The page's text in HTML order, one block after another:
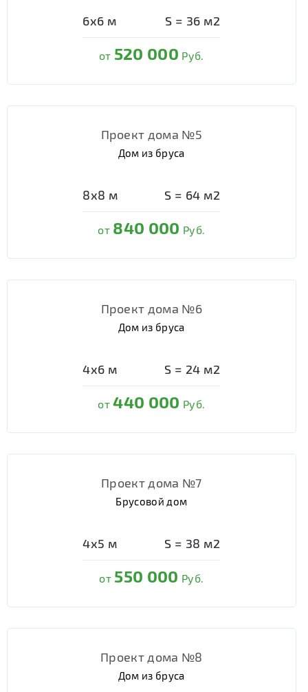
6х6 м S = 36 м2
от 520 000 Руб.
Проект дома №5
Дом из бруса
8х8 м S = 64 м2
от 840 000 Руб.
Проект дома №6
Дом из бруса
4х6 м S = 24 м2
от440 000 Руб.
Проект дома №7
Брусовой дом
4х5 м S = 38 м2
от 550 000 Руб.
Проект дома №8
Дом из бруса